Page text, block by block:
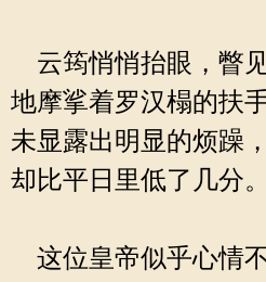
云筠悄悄抬眼，瞥
地摩挲着罗汉榻的扶
未显露出明显的烦躁
却比平日里低了几分。
这位皇帝似乎心情不